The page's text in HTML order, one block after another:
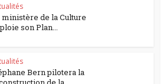
ministère de la Culture
son Plan...
Bern pilotera la